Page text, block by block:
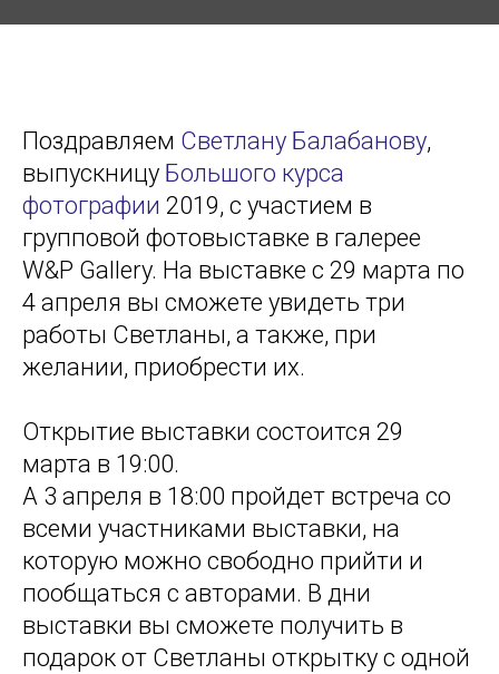
Поздравляем Светлану Балабанову,
выпускницу Большого курса
фотографии 2019, с участием в
групповой фотовыставке в галерее
W&P Gallery. На выставке с 29 марта по
4 апреля вы сможете увидеть три
работы Светланы, а также, при
желании, приобрести их.
Открытие выставки состоится 29
марта в 19:00.
А 3 апреля в 18:00 пройдет встреча со
всеми участниками выставки, на
которую можно свободно прийти и
пообщаться с авторами. В дни
выставки вы сможете получить в
подарок от Светланы открытку с одной